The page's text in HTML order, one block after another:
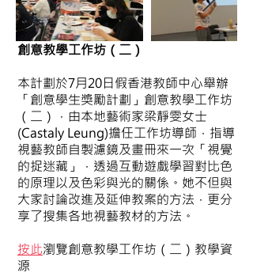
創意教學工作坊（二）
本計劃於7月20日假香港教師中心舉辦
「創意學生獎勵計劃」創意教學工作坊
（二），由本地藝術家梁靜雯女士
(Castaly Leung)擔任工作坊導師，指導
視藝教師自製濾鏡及畫冊來一次「視覺
的捉迷藏」，透過互動遊戲學習對比色
的原理以及色彩與光的關係。她不但與
大家討論改進及延伸教案的方法，更分
享了搜集各地視藝教材的方法。
​按此瀏覽創意教學工作坊（二）教學資
源